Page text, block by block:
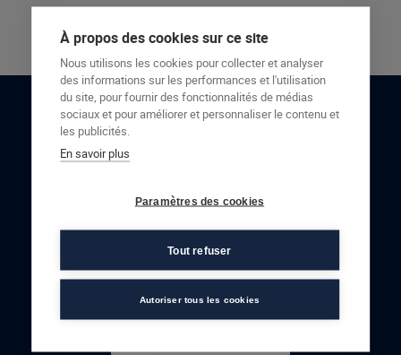
RESTONS EN CONTACT
À propos des cookies sur ce site
Nous utilisons les cookies pour collecter et analyser
des informations sur les performances et l'utilisation
du site, pour fournir des fonctionnalités de médias
sociaux et pour améliorer et personnaliser le contenu et
les publicités.
En savoir plus
Paramètres des cookies
Tout refuser
Autoriser tous les cookies